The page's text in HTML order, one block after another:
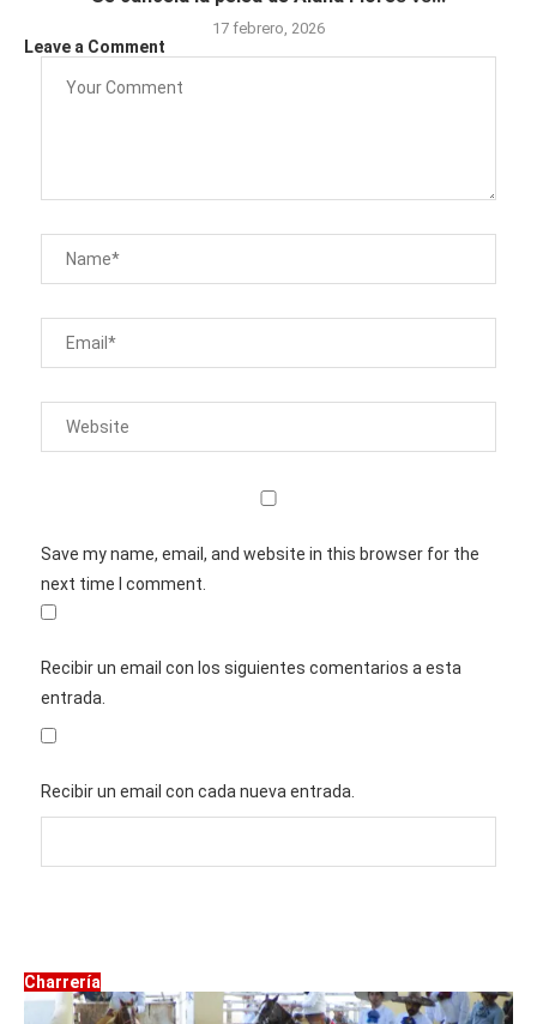
17 febrero, 2026
Leave a Comment
Save my name, email, and website in this browser for the
next time I comment.
Recibir un email con los siguientes comentarios a esta
entrada.
Recibir un email con cada nueva entrada.
Charrería